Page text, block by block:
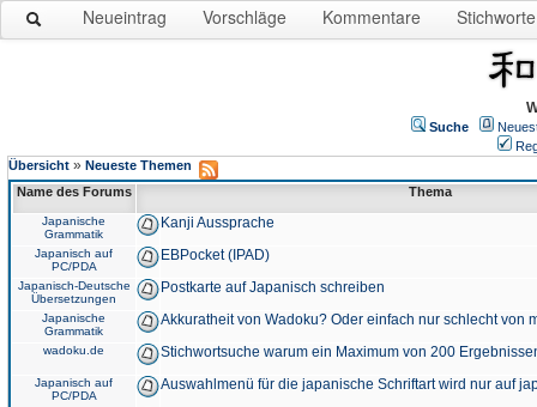
Neueintrag Vorschläge Kommentare Stichworte
Suche
Übersicht » Neueste Themen
Name des Forums
Thema
Japanische
Grammatik
Kanji Aussprache
Japanisch auf
PC/PDA
EBPocket (IPAD)
Japanisch-Deutsche
Übersetzungen
Postkarte auf Japanisch schreiben
Japanische
Grammatik
Akkuratheit von Wadoku? Oder einfach nur schlecht von
wadoku.de Stichwortsuche warum ein Maximum von 200
Japanisch auf
PC/PDA
Auswahlmenü für die japanische Schriftart wird nur auf